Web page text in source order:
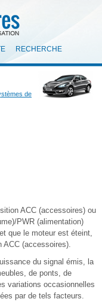
RECHERCHE
de
ACC (accessoires) ou
PWR (alimentation)
que le moteur est éteint,
ACC (accessoires).
du signal émis, la
de ponts, de
variations occasionnelles
par de tels facteurs.